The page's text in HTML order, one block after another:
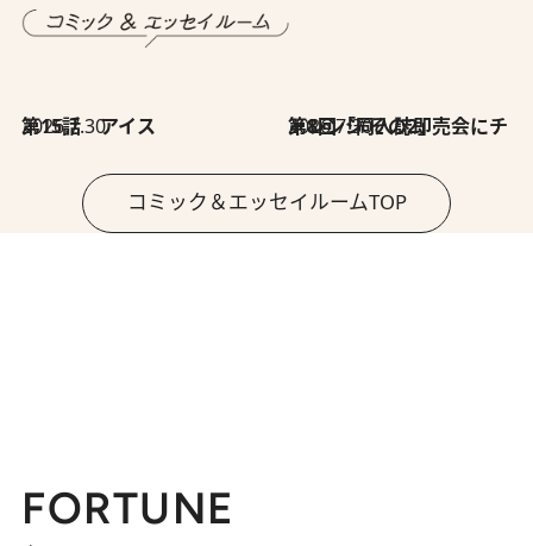
2026.7.30
第15話 アイス 2026.7.30
第8回「同人誌即売会にチャレンジ その2」
コミック＆エッセイルームTOP
FORTUNE